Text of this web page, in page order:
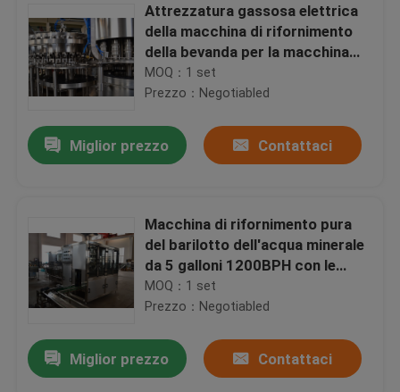
Attrezzatura gassosa elettrica
della macchina di rifornimento
della bevanda per la macchina
imballatrice del succo della
bevanda
MOQ：1 set
Prezzo：Negotiabled
Miglior prezzo Contattaci
Macchina di rifornimento pura
del barilotto dell'acqua minerale
da 5 galloni 1200BPH con le
approvazioni di iso del CE
MOQ：1 set
Prezzo：Negotiabled
Miglior prezzo Contattaci